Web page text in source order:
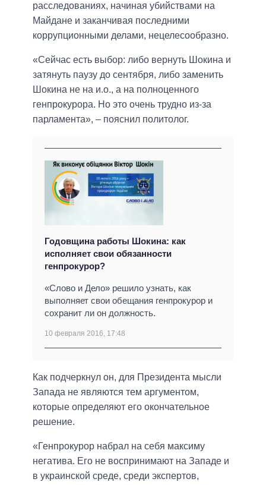
расследованиях, начиная убийствами на
Майдане и заканчивая последними
коррупционными делами, нецелесообразно.
«Сейчас есть выбор: либо вернуть Шокина и
затянуть паузу до сентября, либо заменить
Шокина не на и.о., а на полноценного
генпрокурора. Но это очень трудно из-за
парламента», – пояснил политолог.
Годовщина работы Шокина: как
исполняет свои обязанности
генпрокурор?
«Слово и Дело» решило узнать, как
выполняет свои обещания генпрокурор и
сохранит ли он должность.
10 февраля 2016, 17:48
Как подчеркнул он, для Президента мысли
Запада не являются тем аргументом,
которые определяют его окончательное
решение.
«Генпрокурор набрал на себя максиму
негатива. Его не воспринимают на Западе и
в украинской среде, среди экспертов,